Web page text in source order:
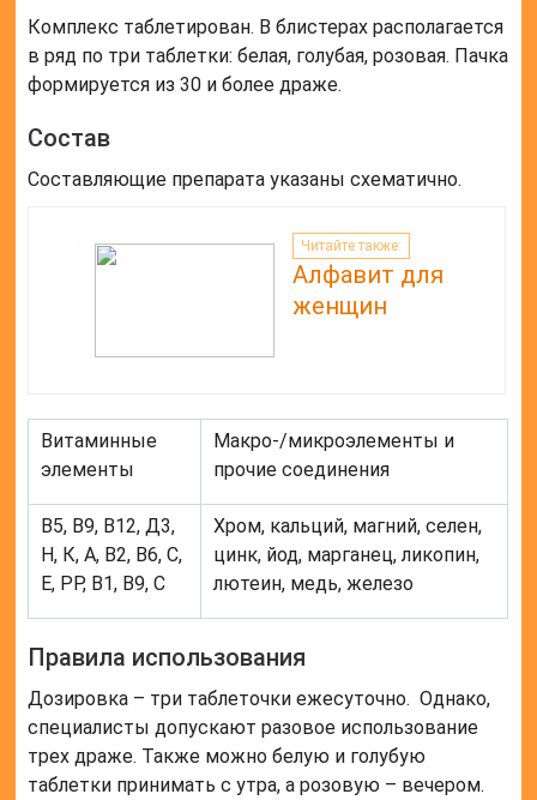
Комплекс таблетирован. В блистерах располагается
в ряд по три таблетки: белая, голубая, розовая. Пачка
формируется из 30 и более драже.
Состав
Составляющие препарата указаны схематично.
Читайте также:
Алфавит для
женщин
Витаминные
элементы
Макро-/микроэлементы и
прочие соединения
В5, В9, В12, Д3,
Н, К, А, В2, В6, С,
Е, РР, В1, В9, С
Хром, кальций, магний, селен,
цинк, йод, марганец, ликопин,
лютеин, медь, железо
Правила использования
Дозировка – три таблеточки ежесуточно. Однако,
специалисты допускают разовое использование
трех драже. Также можно белую и голубую
таблетки принимать с утра, а розовую – вечером.